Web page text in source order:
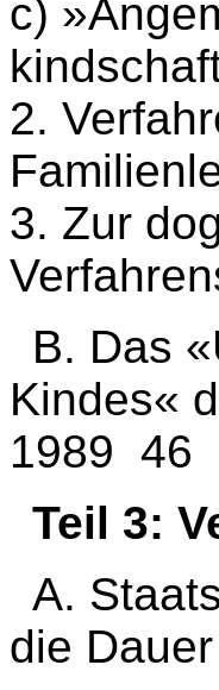
c)
2.
3. Zur
B. Das
Kindes«
1989 46
Teil 3:
A.
die